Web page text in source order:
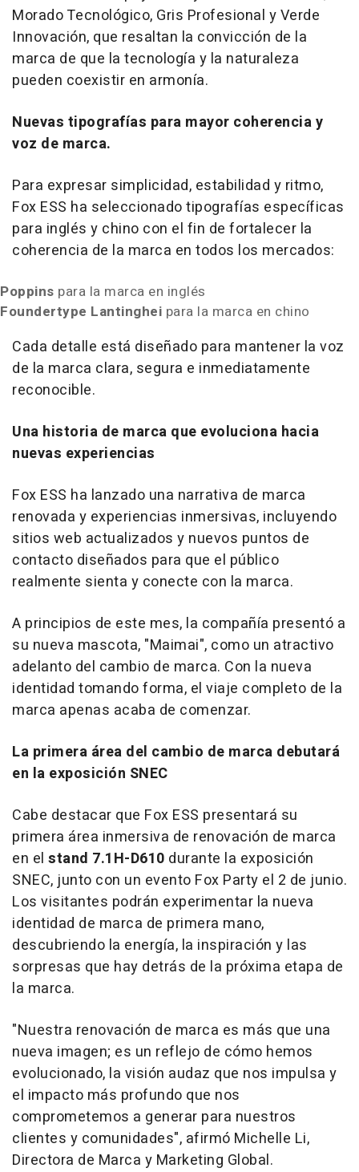
Morado Tecnológico, Gris Profesional y Verde
Innovación, que resaltan la convicción de la
marca de que la tecnología y la naturaleza
pueden coexistir en armonía.
Nuevas tipografías para mayor coherencia y
voz de marca.
Para expresar simplicidad, estabilidad y ritmo,
Fox ESS ha seleccionado tipografías específicas
para inglés y chino con el fin de fortalecer la
coherencia de la marca en todos los mercados:
Poppins para la marca en inglés
Foundertype Lantinghei para la marca en chino
Cada detalle está diseñado para mantener la voz
de la marca clara, segura e inmediatamente
reconocible.
Una historia de marca que evoluciona hacia
nuevas experiencias
Fox ESS ha lanzado una narrativa de marca
renovada y experiencias inmersivas, incluyendo
sitios web actualizados y nuevos puntos de
contacto diseñados para que el público
realmente sienta y conecte con la marca.
A principios de este mes, la compañía presentó a
su nueva mascota, "Maimai", como un atractivo
adelanto del cambio de marca. Con la nueva
identidad tomando forma, el viaje completo de la
marca apenas acaba de comenzar.
La primera área del cambio de marca debutará
en la exposición SNEC
Cabe destacar que Fox ESS presentará su
primera área inmersiva de renovación de marca
en el stand 7.1H-D610 durante la exposición
SNEC, junto con un evento Fox Party el 2 de junio.
Los visitantes podrán experimentar la nueva
identidad de marca de primera mano,
descubriendo la energía, la inspiración y las
sorpresas que hay detrás de la próxima etapa de
la marca.
"Nuestra renovación de marca es más que una
nueva imagen; es un reflejo de cómo hemos
evolucionado, la visión audaz que nos impulsa y
el impacto más profundo que nos
comprometemos a generar para nuestros
clientes y comunidades", afirmó Michelle Li,
Directora de Marca y Marketing Global.